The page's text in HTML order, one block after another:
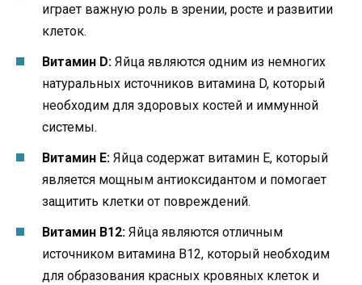
играет важную роль в зрении, росте и развитии
клеток.
Витамин D: Яйца являются одним из немногих
натуральных источников витамина D, который
необходим для здоровых костей и иммунной
системы.
Витамин E: Яйца содержат витамин Е, который
является мощным антиоксидантом и помогает
защитить клетки от повреждений.
Витамин B12: Яйца являются отличным
источником витамина B12, который необходим
для образования красных кровяных клеток и